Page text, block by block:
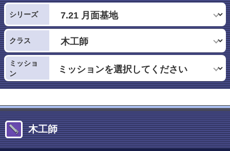
シリーズ
クラス
ミッショ
ン
木工師